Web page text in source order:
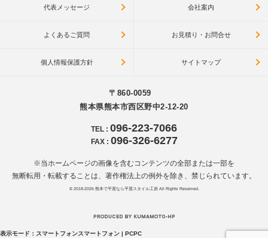
代表メッセージ 会社案内
よくあるご質問 お見積り・お問合せ
個人情報保護方針 サイトマップ
〒860-0059
熊本県熊本市西区野中2-12-20
TEL : 096-223-7066
FAX : 096-326-6277
※当ホームページの画像を含むコンテンツの全部または一部を
無断転用・転載することは、著作権法上の例外を除き、禁じられています。
© 2018-2026 熊本で平屋なら平屋スタイル工房All Rights Reserved.
表示モード： スマートフォンスマートフォン | PCPC